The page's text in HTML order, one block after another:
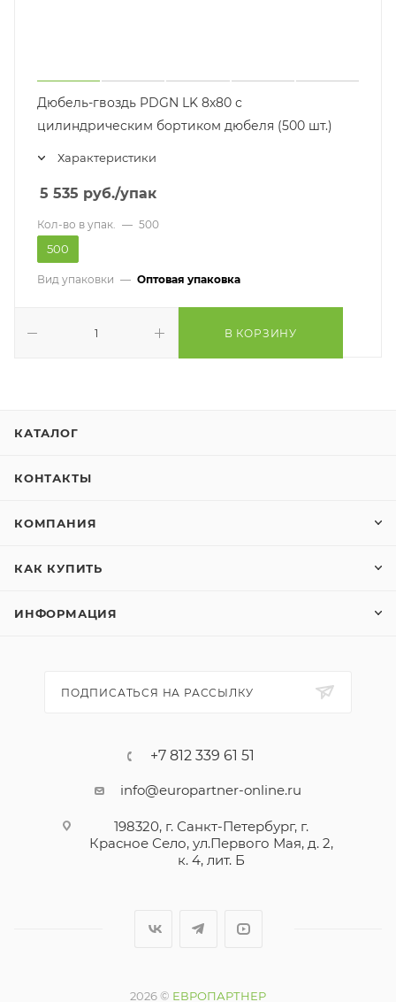
Дюбель-гвоздь PDGN LK 8х80 с
цилиндрическим бортиком дюбеля (500 шт.)
Характеристики
5 535 руб./упак
Кол-во в упак. — 500
500
Вид упаковки — Оптовая упаковка
В КОРЗИНУ
КАТАЛОГ
КОНТАКТЫ
КОМПАНИЯ
КАК КУПИТЬ
ИНФОРМАЦИЯ
ПОДПИСАТЬСЯ НА РАССЫЛКУ
+7 812 339 61 51
info@europartner-online.ru
198320, г. Санкт-Петербург, г.
Красное Село, ул.Первого Мая, д. 2,
к. 4, лит. Б
2026 © ЕВРОПАРТНЕР